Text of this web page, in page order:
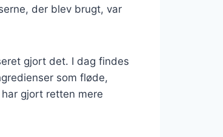
der blev brugt, var
gjort det. I dag findes
som fløde,
gjort retten mere